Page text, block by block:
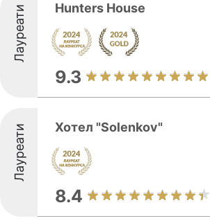
Лауреати Hunters House
9.3
Лауреати Хотел "Solenkov"
8.4